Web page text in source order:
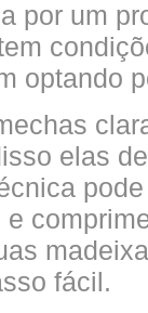
por um
optando
elas
fácil.